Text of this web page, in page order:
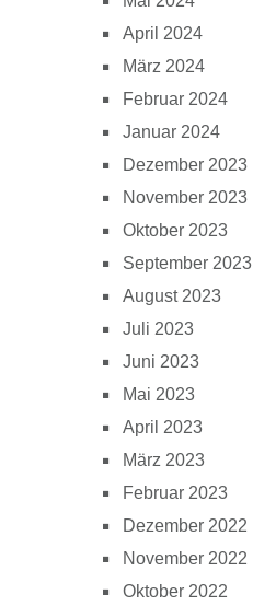
April 2024
März 2024
Februar 2024
Januar 2024
Dezember 2023
November 2023
Oktober 2023
September 2023
August 2023
Juli 2023
Juni 2023
Mai 2023
April 2023
März 2023
Februar 2023
Dezember 2022
November 2022
Oktober 2022